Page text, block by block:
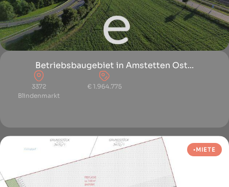
Betriebsbaugebiet in Amstetten Ost...
3372
Blindenmarkt
€ 1.964.775
MIETE